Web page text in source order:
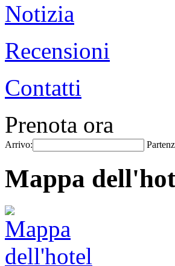
Notizia
Recensioni
Contatti
Prenota ora
Arrivo:
Mappa